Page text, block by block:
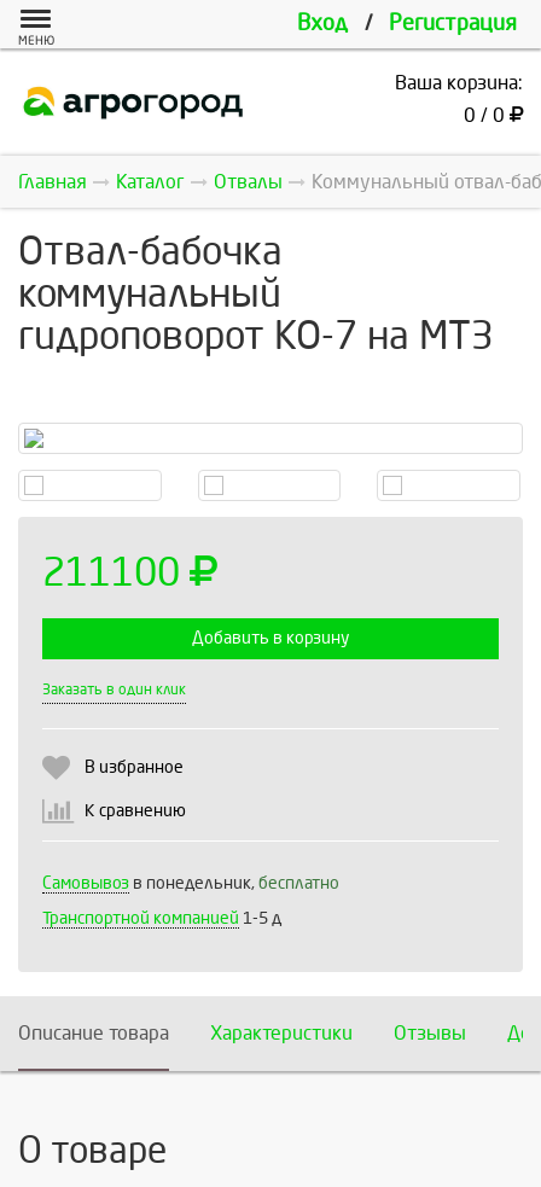
Вход / Регистрация
МЕНЮ
Ваша корзина:
0 / 0
Главная Каталог Отвалы Коммунальный отвал-
Отвал-бабочка
коммунальный
гидроповорот КО-7 на МТЗ
211100
Добавить в корзину
Заказать в один клик
В избранное
К сравнению
Самовывоз в понедельник, бесплатно
Транспортной компанией 1-5 д
Описание товара Характеристики Отзывы
О товаре